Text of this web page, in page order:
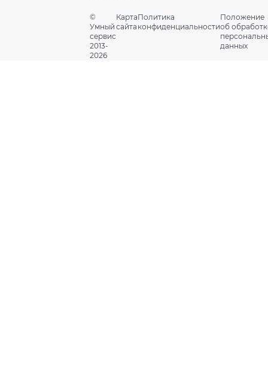
©
Умный
сервис
2013-
2026
Карта
сайта
Политика
конфиденциальности
Положение
об
данных